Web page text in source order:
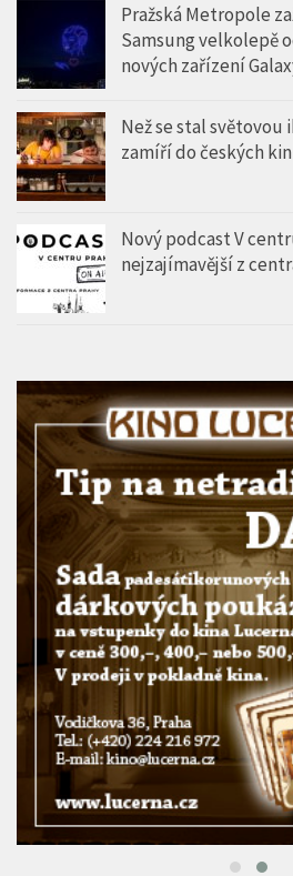
Pražská Metropole
Samsung velkolepě
nových zařízení
Než se stal
zamíří do českých
Nový podcast V
nejzajímavější z